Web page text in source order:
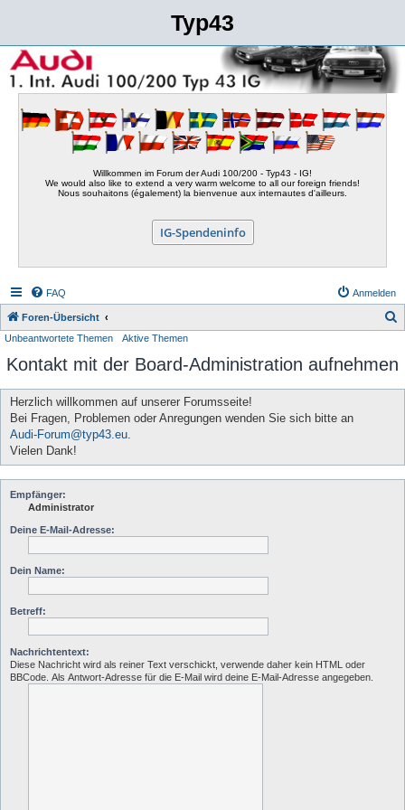
Typ43
Willkommen im Forum der Audi 100/200 - Typ43 - IG!
We would also like to extend a very warm welcome to all our foreign friends!
Nous souhaitons (également) la bienvenue aux internautes d'ailleurs.
IG-Spendeninfo
FAQ Anmelden
Foren-Übersicht
Unbeantwortete Themen Aktive Themen
Kontakt mit der Board-Administration aufnehmen
Herzlich willkommen auf unserer Forumsseite!
Bei Fragen, Problemen oder Anregungen wenden Sie sich bitte an
Audi-Forum@typ43.eu
Vielen Dank!
Empfänger:
Administrator
Deine E-Mail-Adresse:
Dein Name:
Betreff:
Nachrichtentext:
Diese Nachricht wird als reiner Text verschickt, verwende daher kein HTML oder
BBCode. Als Antwort-Adresse für die E-Mail wird deine E-Mail-Adresse angegeben.